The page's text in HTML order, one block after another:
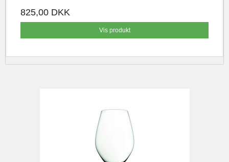
825,00 DKK
Vis produkt